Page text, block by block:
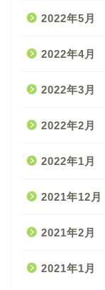
2022年5月
2022年4月
2022年3月
2022年2月
2022年1月
2021年12月
2021年2月
2021年1月